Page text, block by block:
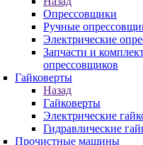
Опрессовщики
Ручные
Электрические
Запчасти и
опрессовщиков
Гайковерты
Назад
Гайковерты
Электрические
Гидравлические
Прочистные машины